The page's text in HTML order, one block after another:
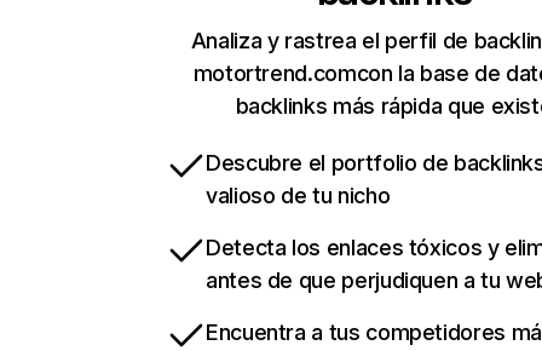
Analiza y rastrea el perfil de
motortrend.comcon la base de
backlinks más rápida que
Descubre el portfolio de
valioso de tu nicho
Detecta los enlaces tóxicos y
antes de que perjudiquen a tu
Encuentra a tus competidores